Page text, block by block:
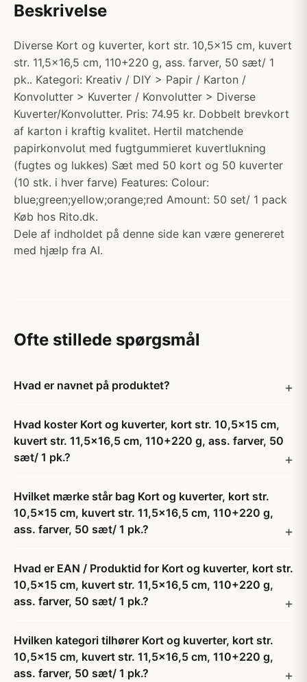
Beskrivelse
Diverse Kort og kuverter, kort str. 10,5x15 cm, kuvert
str. 11,5x16,5 cm, 110+220 g, ass. farver, 50 sæt/ 1
pk.. Kategori: Kreativ / DIY > Papir / Karton /
Konvolutter > Kuverter / Konvolutter > Diverse
Kuverter/Konvolutter. Pris: 74.95 kr. Dobbelt brevkort
af karton i kraftig kvalitet. Hertil matchende
papirkonvolut med fugtgummieret kuvertlukning
(fugtes og lukkes) Sæt med 50 kort og 50 kuverter
(10 stk. i hver farve) Features: Colour:
blue;green;yellow;orange;red Amount: 50 set/ 1 pack
Køb hos Rito.dk.
Dele af indholdet på denne side kan være genereret
med hjælp fra AI.
Ofte stillede spørgsmål
Hvad er navnet på produktet?
Hvad koster Kort og kuverter, kort str. 10,5x15 cm,
kuvert str. 11,5x16,5 cm, 110+220 g, ass. farver, 50
sæt/ 1 pk.?
Hvilket mærke står bag Kort og kuverter, kort str.
10,5x15 cm, kuvert str. 11,5x16,5 cm, 110+220 g,
ass. farver, 50 sæt/ 1 pk.?
Hvad er EAN / Produktid for Kort og kuverter, kort str.
10,5x15 cm, kuvert str. 11,5x16,5 cm, 110+220 g,
ass. farver, 50 sæt/ 1 pk.?
Hvilken kategori tilhører Kort og kuverter, kort str.
10,5x15 cm, kuvert str. 11,5x16,5 cm, 110+220 g,
ass. farver, 50 sæt/ 1 pk.?